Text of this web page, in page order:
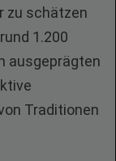
zu schätzen
1.200
ausgeprägten
Traditionen